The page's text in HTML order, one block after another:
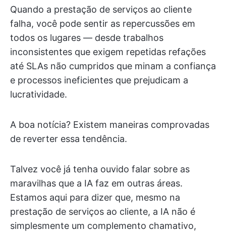
Quando a prestação de serviços ao cliente
falha, você pode sentir as repercussões em
todos os lugares — desde trabalhos
inconsistentes que exigem repetidas refações
até SLAs não cumpridos que minam a confiança
e processos ineficientes que prejudicam a
lucratividade.
A boa notícia? Existem maneiras comprovadas
de reverter essa tendência.
Talvez você já tenha ouvido falar sobre as
maravilhas que a IA faz em outras áreas.
Estamos aqui para dizer que, mesmo na
prestação de serviços ao cliente, a IA não é
simplesmente um complemento chamativo,